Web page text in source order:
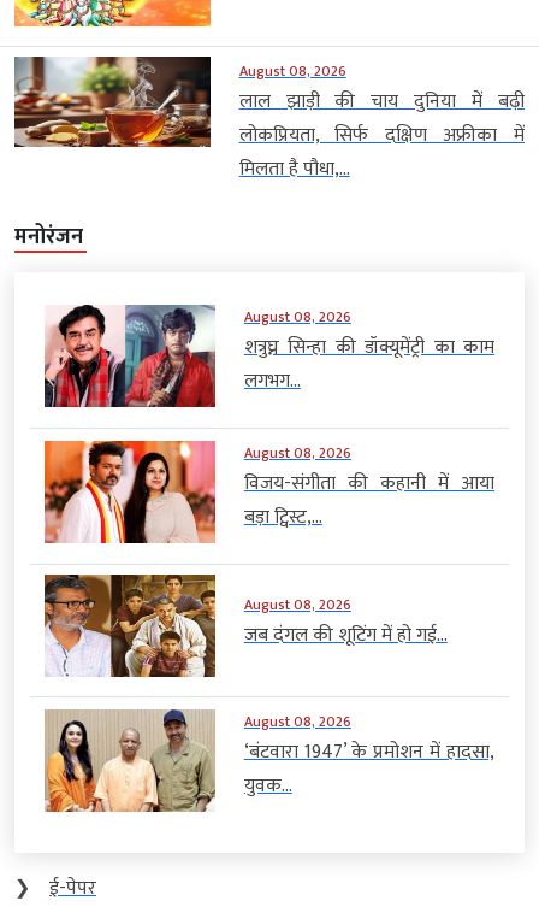
August 08, 2026
लाल झाड़ी की चाय दुनिया में बढ़ी
लोकप्रियता, सिर्फ दक्षिण अफ्रीका में
मिलता है पौधा,...
मनोरंजन
August 08, 2026
शत्रुघ्न सिन्हा की डॉक्यूमेंट्री का काम
लगभग...
August 08, 2026
विजय-संगीता की कहानी में आया
बड़ा ट्विस्ट,...
August 08, 2026
जब दंगल की शूटिंग में हो गई...
August 08, 2026
‘बंटवारा 1947’ के प्रमोशन में हादसा,
युवक...
❯
ई-पेपर